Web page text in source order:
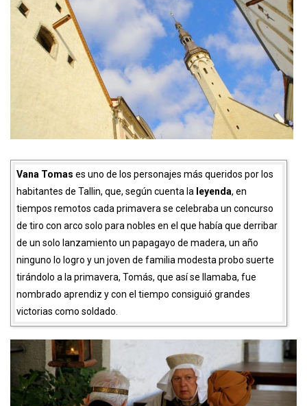
Vana Tomas es uno de los personajes más queridos por los
habitantes de Tallin, que, según cuenta la leyenda, en
tiempos remotos cada primavera se celebraba un concurso
de tiro con arco solo para nobles en el que había que derribar
de un solo lanzamiento un papagayo de madera, un año
ninguno lo logro y un joven de familia modesta probo suerte
tirándolo a la primavera, Tomás, que así se llamaba, fue
nombrado aprendiz y con el tiempo consiguió grandes
victorias como soldado.